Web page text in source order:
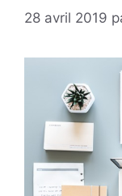
28 avril 2019